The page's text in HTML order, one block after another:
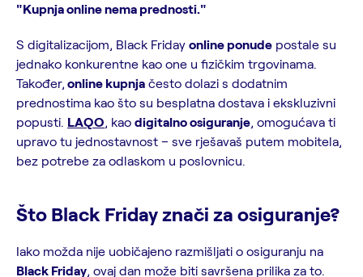
"Kupnja online nema prednosti."
S digitalizacijom, Black Friday online ponude postale su
jednako konkurentne kao one u fizičkim trgovinama.
Također, online kupnja često dolazi s dodatnim
prednostima kao što su besplatna dostava i ekskluzivni
popusti. LAQO, kao digitalno osiguranje, omogućava ti
upravo tu jednostavnost – sve rješavaš putem mobitela,
bez potrebe za odlaskom u poslovnicu.
Što Black Friday znači za osiguranje?
Iako možda nije uobičajeno razmišljati o osiguranju na
Black Friday, ovaj dan može biti savršena prilika za to.